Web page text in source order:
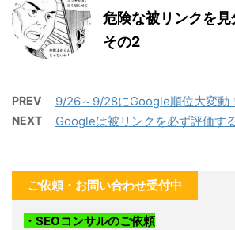
危険な被リンクを見
その2
PREV 9/26～9/28にGoogle順位大変動
NEXT Googleは被リンクを必ず評価す
ご依頼・お問い合わせ受付中
・SEOコンサルのご依頼